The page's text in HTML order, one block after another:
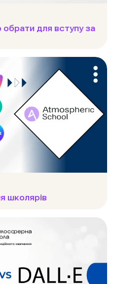
обрати для вступу за
школярів